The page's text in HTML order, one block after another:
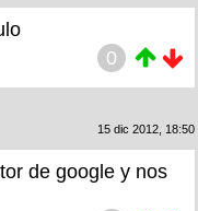
0
15 dic 2012, 18:50
de google y nos